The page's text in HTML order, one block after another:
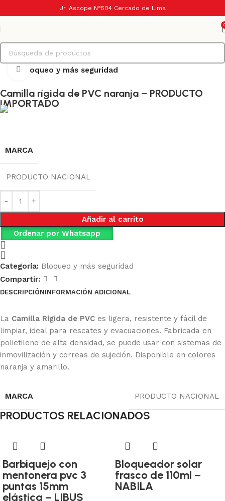
Jr. Ascope N°504 Cercado de Lima
Inicio Bloqueo y más seguridad
Haga Click para agrandar
Camilla rígida de PVC naranja – PRODUCTO
IMPORTADO
MARCA
PRODUCTO NACIONAL
Añadir al carrito
Ordenar por Whatsapp
Categoría: Bloqueo y más seguridad
Compartir:
DESCRIPCIÓNINFORMACIÓN ADICIONAL
La Camilla Rígida de PVC es ligera, resistente y fácil de
limpiar, ideal para rescates y evacuaciones. Fabricada en
polietileno de alta densidad, se puede usar con sistemas de
inmovilización y correas de sujeción. Disponible en colores
naranja y amarillo.
MARCA PRODUCTO NACIONAL
PRODUCTOS RELACIONADOS
Barbiquejo con
mentonera pvc 3
puntas 15mm
elástica – LIBUS
Bloqueador solar
frasco de 110ml –
NABILA